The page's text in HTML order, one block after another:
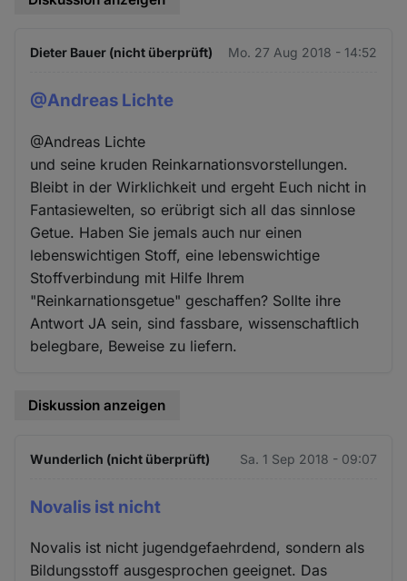
Dieter Bauer (nicht überprüft) Mo. 27 Aug 2018 - 14:52
@Andreas Lichte
@Andreas Lichte
und seine kruden Reinkarnationsvorstellungen.
Bleibt in der Wirklichkeit und ergeht Euch nicht in
Fantasiewelten, so erübrigt sich all das sinnlose
Getue. Haben Sie jemals auch nur einen
lebenswichtigen Stoff, eine lebenswichtige
Stoffverbindung mit Hilfe Ihrem
"Reinkarnationsgetue" geschaffen? Sollte ihre
Antwort JA sein, sind fassbare, wissenschaftlich
belegbare, Beweise zu liefern.
Diskussion anzeigen
Wunderlich (nicht überprüft) Sa. 1 Sep 2018 - 09:07
Novalis ist nicht
Novalis ist nicht jugendgefaehrdend, sondern als
Bildungsstoff ausgesprochen geeignet. Das